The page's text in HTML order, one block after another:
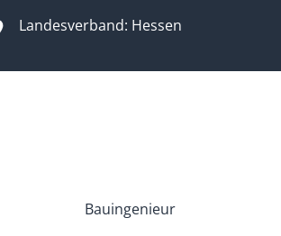
Landesverband: Hessen
Bauingenieur